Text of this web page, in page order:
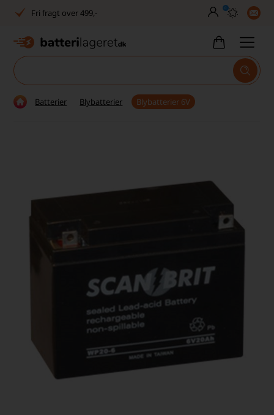
Fri fragt over 499,-
Dansk lager
Tlf. er lukket uge 27-32
1040+ glade kunder på Trustpilot
0
Batterier Blybatterier Blybatterier 6V